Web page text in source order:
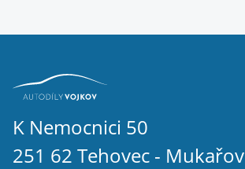
K Nemocnici 50
251 62 Tehovec - Mukařov